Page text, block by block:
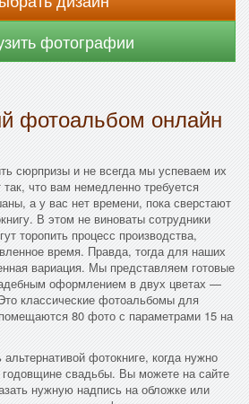
фотографии
фотоальбом онлайн
сюрпризы и не всегда мы успеваем их
что вам немедленно требуется
а у вас нет времени, пока сверстают
В этом не виноваты сотрудники
торопить процесс производства,
время. Правда, тогда для наших
вариация. Мы представляем готовые
оформлением в двух цветах —
классические фотоальбомы для
80 фото с параметрами 15 на
фотокниге, когда нужно
свадьбы. Вы можете на сайте
нужную надпись на обложке или